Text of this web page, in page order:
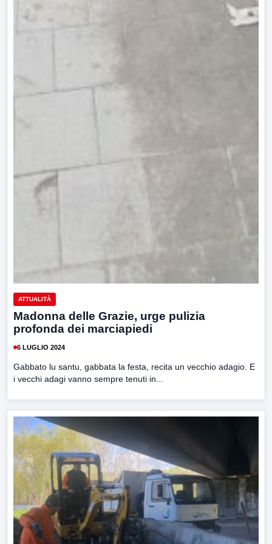
ATTUALITÀ
Madonna delle Grazie, urge pulizia
profonda dei marciapiedi
6 LUGLIO 2024
Gabbato lu santu, gabbata la festa, recita un vecchio adagio. E
i vecchi adagi vanno sempre tenuti in...